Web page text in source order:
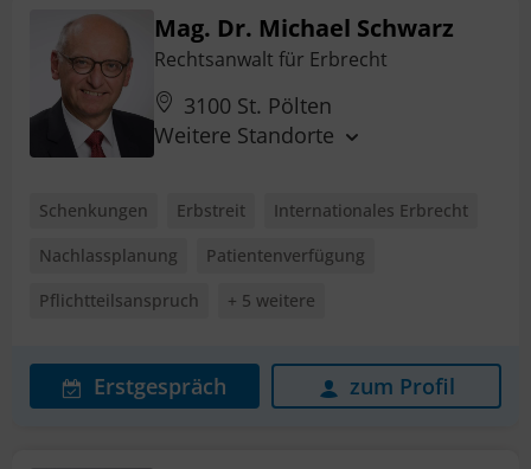
Mag. Dr. Michael Schwarz
Rechtsanwalt für Erbrecht
3100 St. Pölten
Weitere Standorte
Schenkungen Erbstreit
Internationales Erbrecht
Nachlassplanung
Patientenverfügung
Pflichtteilsanspruch
+ 5 weitere
Erstgespräch zum Profil